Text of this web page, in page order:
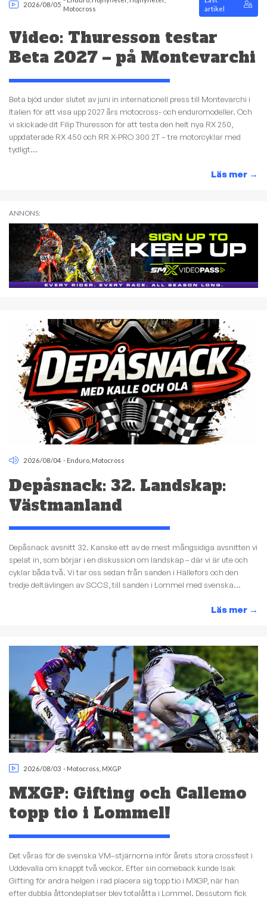
2026/08/05
Motocross
artikel
Video: Thuresson testar
Beta 2027 – på Montevarchi
Beta bjöd under slutet av juni in internationell press till Montevarchi i
Italien för att visa upp 2027 års motocross- och enduromodeller. Och
vi skickade dit Filip Thuresson för att testa den helt nya RX 250,
uppdaterade RX 450 och RR X-PRO 300 2T – tre motorcyklar med
tydligt...
Läs mer →
ANNONS:
2026/08/04 - Enduro Motocross
Depåsnack: 32. Landskap:
Västmanland
Depåsnack avsnitt 32. Kanske ett av de mest mångsidiga avsnitten vi
spelat in, som börjar i en diskussion om landskap – där vi är ute och
cyklar båda två. Vi tar oss sedan från sanden i Hällefors och den
tredje deltävlingen av SCCS, till sanden i Lommel med svenska...
Läs mer →
2026/08/03 - Motocross MXGP
MXGP: Gifting och Callemo
topp tio i Lommel!
Det våras för de svenska VM–stjärnorna inför årets stora crossfest i
Uddevalla om knappt två veckor. Efter sin comeback kunde Isak
Gifting för andra helgen i rad placera sig topp tio i MXGP, när han
efter dubbla åttondeplatser blev totalåtta i Lommel. Dessutom fick